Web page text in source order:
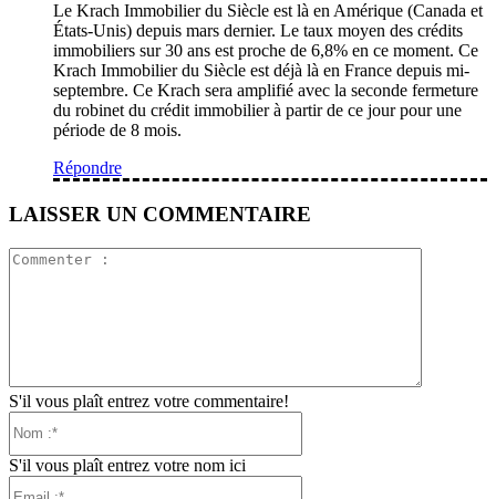
Le Krach Immobilier du Siècle est là en Amérique (Canada et
États-Unis) depuis mars dernier. Le taux moyen des crédits
immobiliers sur 30 ans est proche de 6,8% en ce moment. Ce
Krach Immobilier du Siècle est déjà là en France depuis mi-
septembre. Ce Krach sera amplifié avec la seconde fermeture
du robinet du crédit immobilier à partir de ce jour pour une
période de 8 mois.
Répondre
LAISSER UN COMMENTAIRE
S'il vous plaît entrez votre commentaire!
S'il vous plaît entrez votre nom ici